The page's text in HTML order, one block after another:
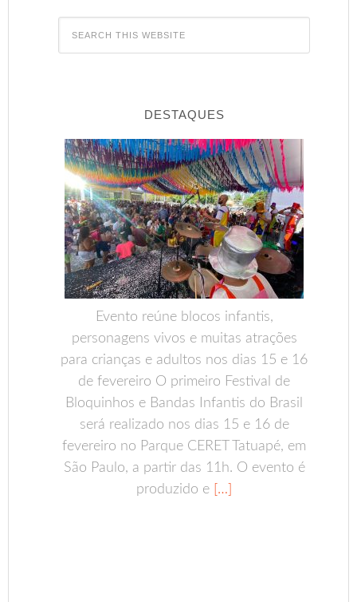
DESTAQUES
Evento reúne blocos infantis,
personagens vivos e muitas atrações
para crianças e adultos nos dias 15 e 16
de fevereiro O primeiro Festival de
Bloquinhos e Bandas Infantis do Brasil
será realizado nos dias 15 e 16 de
fevereiro no Parque CERET Tatuapé, em
São Paulo, a partir das 11h. O evento é
produzido e […]